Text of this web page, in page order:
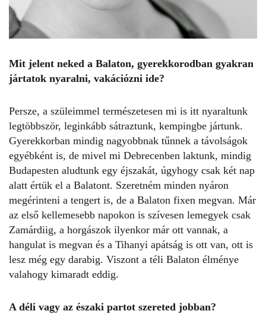
Mit jelent neked a Balaton, gyerekkorodban gyakran
jártatok nyaralni, vakációzni ide?
Persze, a szüleimmel természetesen mi is itt nyaraltunk
legtöbbször, leginkább sátraztunk, kempingbe jártunk.
Gyerekkorban mindig nagyobbnak tűnnek a távolságok
egyébként is, de mivel mi Debrecenben laktunk, mindig
Budapesten aludtunk egy éjszakát, úgyhogy csak két nap
alatt értük el a Balatont. Szeretném minden nyáron
megérinteni a tengert is, de a Balaton fixen megvan. Már
az első kellemesebb napokon is szívesen lemegyek csak
Zamárdiig, a horgászok ilyenkor már ott vannak, a
hangulat is megvan és a Tihanyi apátság is ott van, ott is
lesz még egy darabig. Viszont a téli Balaton élménye
valahogy kimaradt eddig.
A déli vagy az északi partot szereted jobban?